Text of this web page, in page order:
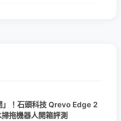
」！石頭科技 Qrevo Edge 2
拖機器人開箱評測